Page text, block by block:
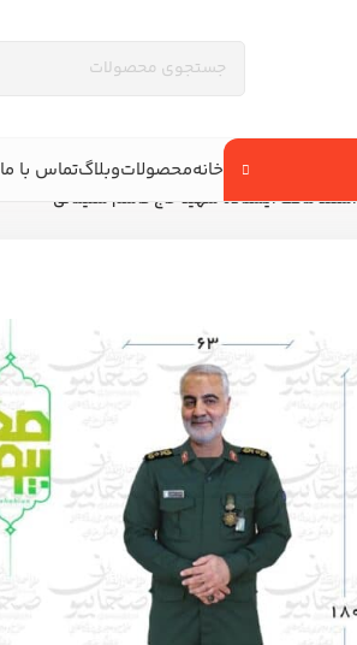
خانهمحصولاتوبلاگتماس با ما
استند ماکت ایستاده شهید حاج قاسم سلیمانی